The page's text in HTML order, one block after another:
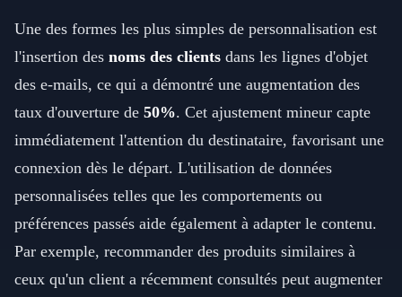
Une des formes les plus simples de personnalisation est
l'insertion des noms des clients dans les lignes d'objet
des e-mails, ce qui a démontré une augmentation des
taux d'ouverture de 50%. Cet ajustement mineur capte
immédiatement l'attention du destinataire, favorisant une
connexion dès le départ. L'utilisation de données
personnalisées telles que les comportements ou
préférences passés aide également à adapter le contenu.
Par exemple, recommander des produits similaires à
ceux qu'un client a récemment consultés peut augmenter